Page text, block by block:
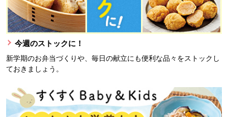
今週のストックに！
新学期のお弁当づくりや、毎日の献立にも便利な品々をストックし
ておきましょう。